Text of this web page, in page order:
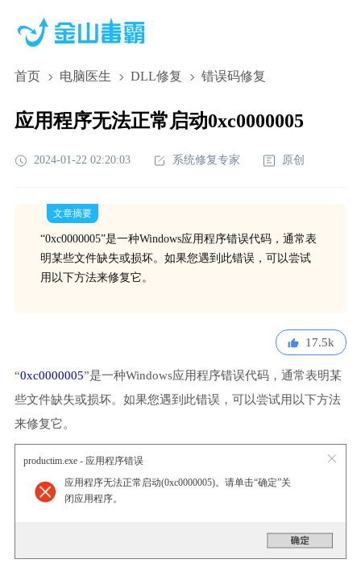
首页 电脑医生 DLL修复 错误码修复
应用程序无法正常启动0xc0000005
2024-01-22 02:20:03 系统修复专家 原创
文章摘要
“0xc0000005”是一种Windows应用程序错误代码，通常表
明某些文件缺失或损坏。如果您遇到此错误，可以尝试
用以下方法来修复它。
17.5k
“0xc0000005”是一种Windows应用程序错误代码，通常表明某
些文件缺失或损坏。如果您遇到此错误，可以尝试用以下方法
来修复它。
productim.exe - 应用程序错误
应用程序无法正常启动(0xc0000005)。请单击“确定”关
闭应用程序。